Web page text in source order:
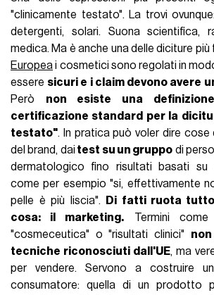
"clinicamente testato". La trovi
detergenti, solari. Suona scientifica,
medica. Ma è anche una delle diciture più
Europeai cosmetici sono regolati in
essere sicuri e i claim devono avere
Però non esiste una
certificazione standard per la
testato". In pratica può voler dire cose
del brand, dai test su un gruppo di
dermatologico fino risultati basati su
come per esempio "si, effettivamente
pelle è più liscia".
Di fatti ruota
cosa: il marketing. Termini come
"cosmeceutica" o "risultati clinici"
tecniche riconosciuti dall'UE, ma
per vendere. Servono a costruire
consumatore: quella di un prodotto